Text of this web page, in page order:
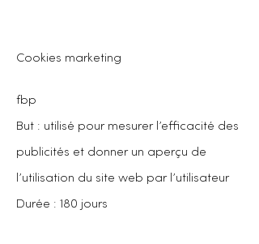
Cookies marketing
fbp
But : utilisé pour mesurer l’efficacité des
publicités et donner un aperçu de
l’utilisation du site web par l’utilisateur
Durée : 180 jours